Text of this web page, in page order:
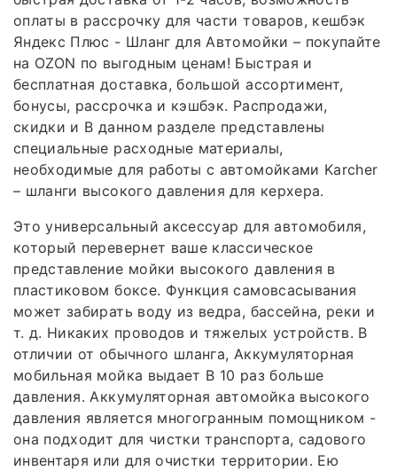
оплаты в рассрочку для части товаров, кешбэк
Яндекс Плюс - Шланг для Автомойки – покупайте
на OZON по выгодным ценам! Быстрая и
бесплатная доставка, большой ассортимент,
бонусы, рассрочка и кэшбэк. Распродажи,
скидки и В данном разделе представлены
специальные расходные материалы,
необходимые для работы с автомойками Karcher
– шланги высокого давления для керхера.
Это универсальный аксессуар для автомобиля,
который перевернет ваше классическое
представление мойки высокого давления в
пластиковом боксе. Функция самовсасывания
может забирать воду из ведра, бассейна, реки и
т. д. Никаких проводов и тяжелых устройств. В
отличии от обычного шланга, Аккумуляторная
мобильная мойка выдает В 10 раз больше
давления. Аккумуляторная автомойка высокого
давления является многогранным помощником -
она подходит для чистки транспорта, садового
инвентаря или для очистки территории. Ею